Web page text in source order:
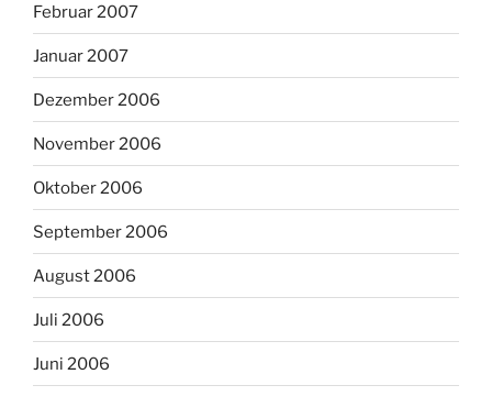
Februar 2007
Januar 2007
Dezember 2006
November 2006
Oktober 2006
September 2006
August 2006
Juli 2006
Juni 2006